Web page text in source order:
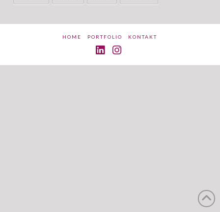
HOME PORTFOLIO KONTAKT